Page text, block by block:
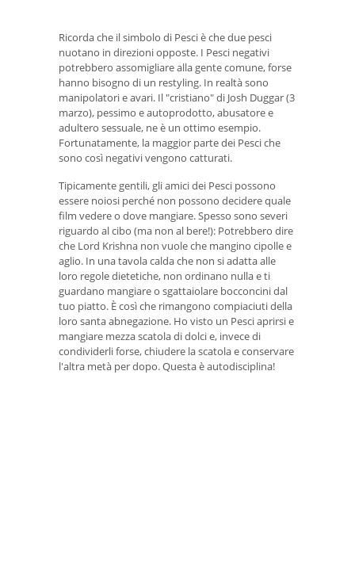
Ricorda che il simbolo di Pesci è che due pesci
nuotano in direzioni opposte. I Pesci negativi
potrebbero assomigliare alla gente comune, forse
hanno bisogno di un restyling. In realtà sono
manipolatori e avari. Il "cristiano" di Josh Duggar (3
marzo), pessimo e autoprodotto, abusatore e
adultero sessuale, ne è un ottimo esempio.
Fortunatamente, la maggior parte dei Pesci che
sono così negativi vengono catturati.
Tipicamente gentili, gli amici dei Pesci possono
essere noiosi perché non possono decidere quale
film vedere o dove mangiare. Spesso sono severi
riguardo al cibo (ma non al bere!): Potrebbero dire
che Lord Krishna non vuole che mangino cipolle e
aglio. In una tavola calda che non si adatta alle
loro regole dietetiche, non ordinano nulla e ti
guardano mangiare o sgattaiolare bocconcini dal
tuo piatto. È così che rimangono compiaciuti della
loro santa abnegazione. Ho visto un Pesci aprirsi e
mangiare mezza scatola di dolci e, invece di
condividerli forse, chiudere la scatola e conservare
l'altra metà per dopo. Questa è autodisciplina!